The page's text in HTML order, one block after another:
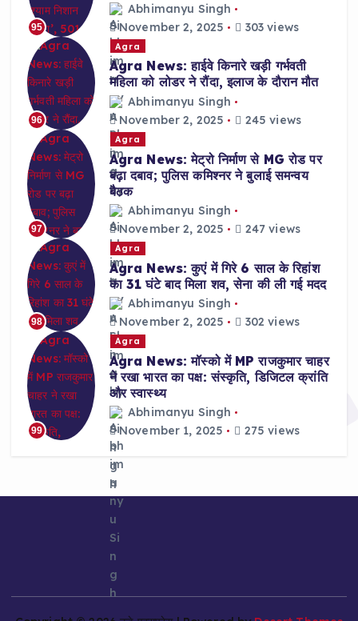
95
Abhimanyu Singh
November 2, 2025
303 views
96
Agra
Agra News: हाईवे किनारे खड़ी गर्भवती
महिला को लोडर ने रौंदा, इलाज के दौरान मौत
Abhimanyu Singh
November 2, 2025
245 views
97
Agra
Agra News: मेट्रो निर्माण से MG रोड पर
बढ़ा दबाव; पुलिस कमिश्नर ने बुलाई समन्वय
बैठक
Abhimanyu Singh
November 2, 2025
247 views
98
Agra
Agra News: कुएं में गिरे 6 साल के रिहांश
का 31 घंटे बाद मिला शव, सेना की ली गई मदद
Abhimanyu Singh
November 2, 2025
302 views
99
Agra
Agra News: मॉस्को में MP राजकुमार चाहर
ने रखा भारत का पक्ष: संस्कृति, डिजिटल क्रांति
और स्वास्थ्य
Abhimanyu Singh
November 1, 2025
275 views